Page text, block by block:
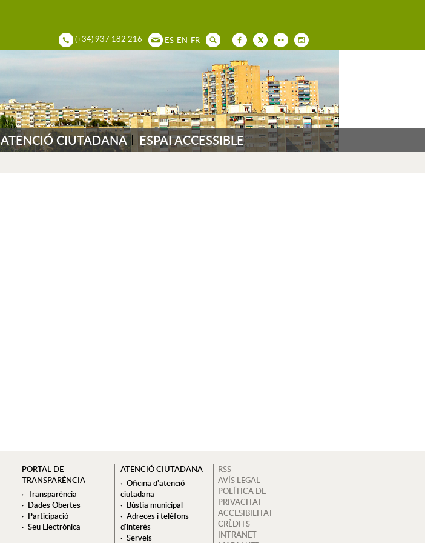
(+34) 937 182 216 ES-EN-FR
ATENCIÓ CIUTADANA ESPAI ACCESSIBLE
PORTAL DE
TRANSPARÈNCIA
Transparència
Dades Obertes
Participació
Seu Electrònica
ATENCIÓ CIUTADANA
Oficina d'atenció
ciutadana
Bústia municipal
Adreces i telèfons
d'interès
Serveis
RSS
AVÍS LEGAL
POLÍTICA DE
PRIVACITAT
ACCESIBILITAT
CRÈDITS
INTRANET